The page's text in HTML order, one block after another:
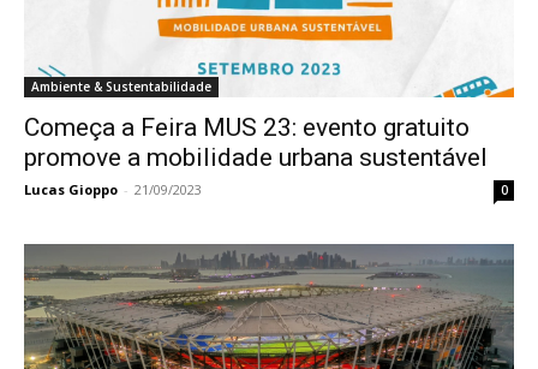
Ambiente & Sustentabilidade
Começa a Feira MUS 23: evento gratuito
promove a mobilidade urbana sustentável
Lucas Gioppo - 21/09/2023 0